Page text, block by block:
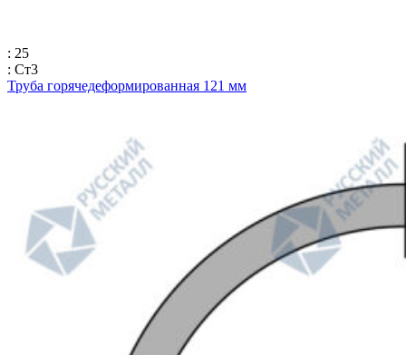
: 25
: Ст3
Труба горячедеформированная 121 мм